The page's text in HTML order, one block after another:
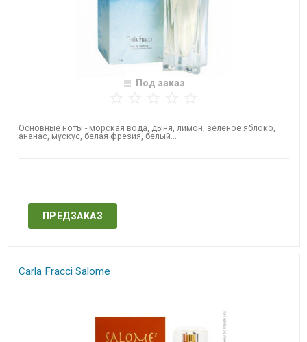
Под заказ
Основные ноты - морская вода, дыня, лимон, зелёное яблоко,
ананас, мускус, белая фрезия, белый...
ПРЕДЗАКАЗ
Carla Fracci Salome